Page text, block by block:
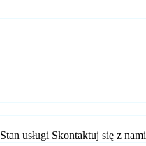
Stan usługi Skontaktuj się z nami